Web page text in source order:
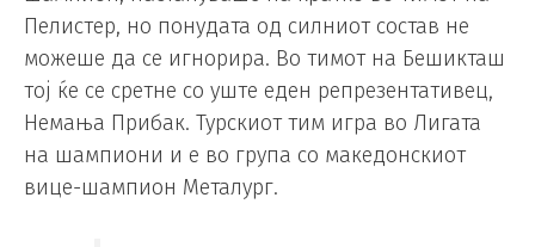
Пелистер, но понудата од силниот состав не
можеше да се игнорира. Во тимот на Бешикташ
тој ќе се сретне со уште еден репрезентативец,
Немања Прибак. Турскиот тим игра во Лигата
на шампиони и е во група со македонскиот
вице-шампион Металург.